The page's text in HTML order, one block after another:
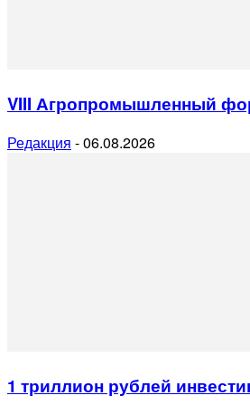
VIII Агропромышленный
Редакция -06.08.2026
1 триллион рублей